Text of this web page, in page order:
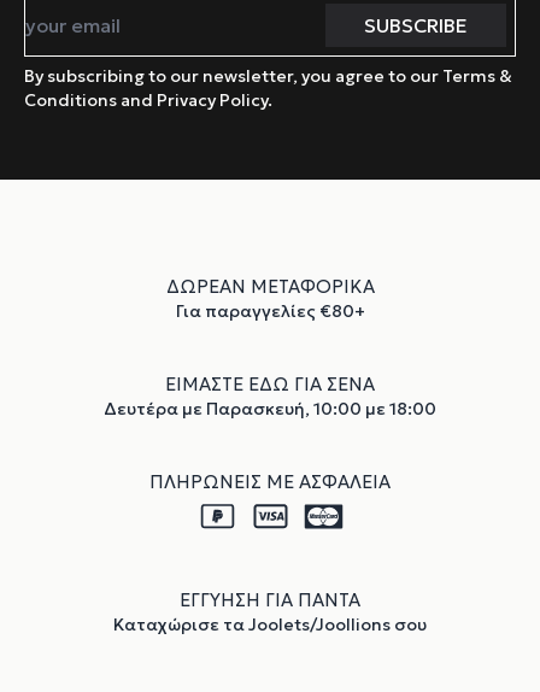
By subscribing to our newsletter, you agree to our Terms &
Conditions and Privacy Policy.
ΔΩΡΕΑΝ ΜΕΤΑΦΟΡΙΚΑ
Για παραγγελίες €80+
ΕΙΜΑΣΤΕ ΕΔΩ ΓΙΑ ΣΕΝΑ
Δευτέρα με Παρασκευή, 10:00 με 18:00
ΠΛΗΡΩΝΕΙΣ ΜΕ ΑΣΦΑΛΕΙΑ
ΕΓΓΥΗΣΗ ΓΙΑ ΠΑΝΤΑ
Καταχώρισε τα Joolets/Joollions σου